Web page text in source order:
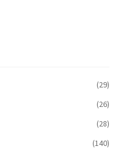
(29)
(26)
(28)
(140)